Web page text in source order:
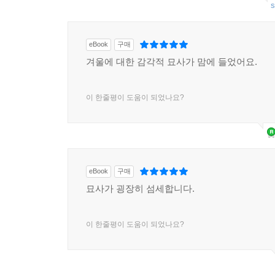
eBook 구매
겨울에 대한 감각적 묘사가 맘에 들었어요.
이 한줄평이 도움이 되었나요?
eBook 구매
묘사가 굉장히 섬세합니다.
이 한줄평이 도움이 되었나요?